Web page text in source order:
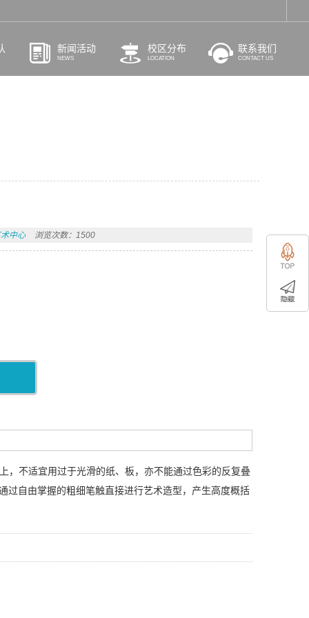
新闻活动
NEWS
校区分布
LOCATION
联系我们
CONTACT US
中心 浏览次数：1500
，不适宜用过于光滑的纸、板，亦不能通过色彩的反复叠
过自由掌握的粗细笔触直接进行艺术造型，产生高度概括